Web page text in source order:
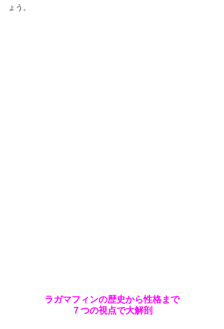
ょう。
ラガマフィンの歴史から性格まで
７つの視点で大解剖